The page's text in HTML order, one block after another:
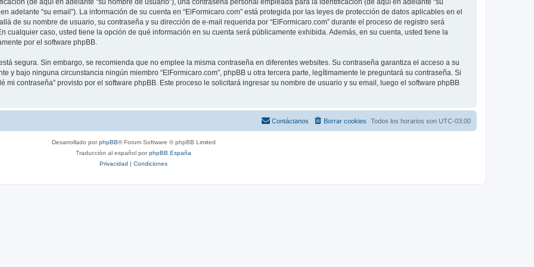
(de aquí en adelante “su nombre de usuario”), una contraseña personal empleada para la identificación (de aquí en adelante “su
adelante “su email”). La información de su cuenta en “ElFormicaro.com” está protegida por las leyes de protección de datos aplicables en el
de su nombre de usuario, su contraseña y su dirección de e-mail requerida por “ElFormicaro.com” durante el proceso de registro será
cualquier caso, usted tiene la opción de qué información en su cuenta será públicamente exhibida. Además, en su cuenta, usted tiene la
por el software phpBB.
segura. Sin embargo, se recomienda que no emplee la misma contraseña en diferentes websites. Su contraseña garantiza el acceso a su
y bajo ninguna circunstancia ningún miembro “ElFormicaro.com”, phpBB u otra tercera parte, legítimamente le preguntará su contraseña. Si
mi contraseña” provisto por el software phpBB. Este proceso le solicitará ingresar su nombre de usuario y su email, luego el software phpBB
Todos los horarios son UTC-03:00
Borrar cookies
Contáctanos
Desarrollado porphpBB® Forum Software © phpBB Limited
Traducción al español porphpBB España
Privacidad | Condiciones